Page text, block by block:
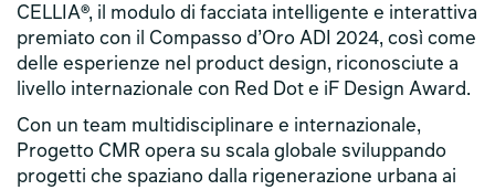
CELLIA®, il modulo di facciata intelligente e interattiva
premiato con il Compasso d’Oro ADI 2024, così come
delle esperienze nel product design, riconosciute a
livello internazionale con Red Dot e iF Design Award.
Con un team multidisciplinare e internazionale,
Progetto CMR opera su scala globale sviluppando
progetti che spaziano dalla rigenerazione urbana ai